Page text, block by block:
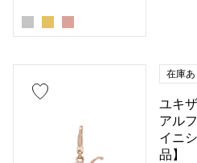
在庫あ
ユキ
アル
イニ
品】